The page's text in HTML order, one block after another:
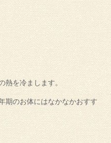
熱を冷まします。
期のお体にはなかなかおすす